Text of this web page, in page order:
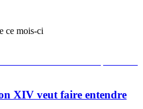
ce mois-ci
XIV veut faire entendre